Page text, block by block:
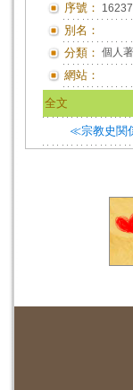
序號：
別名：
分類： 個人
網站：
全文
≪宗教史関